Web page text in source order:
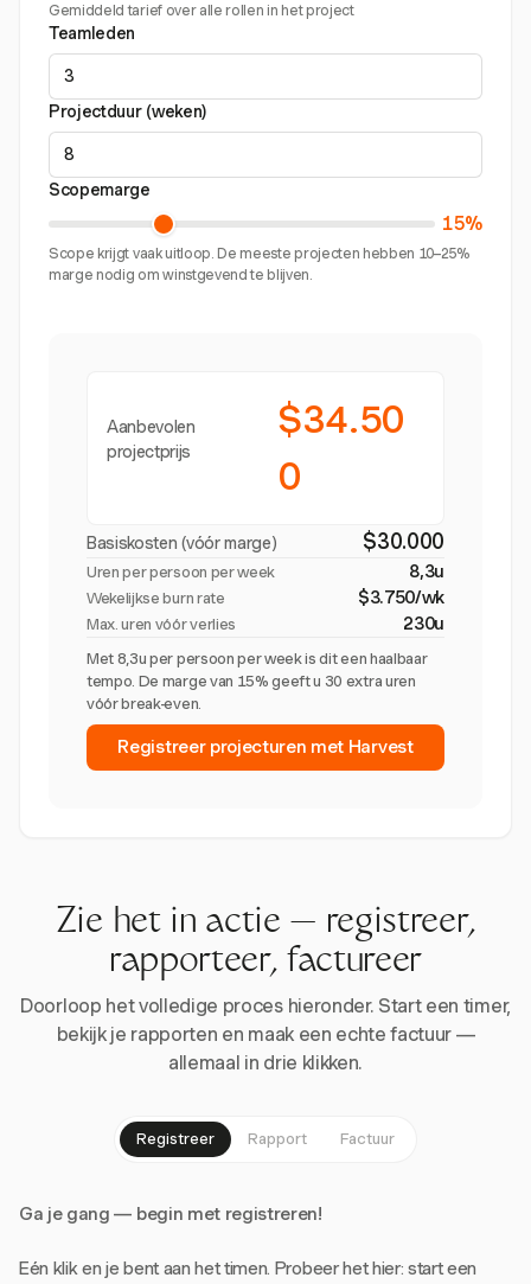
Gemiddeld tarief over alle rollen in het project
Teamleden
Projectduur (weken)
Scopemarge
15%
Scope krijgt vaak uitloop. De meeste projecten hebben 10–25%
marge nodig om winstgevend te blijven.
Aanbevolen
projectprijs
$34.50
0
Basiskosten (vóór marge) $30.000
Uren per persoon per week 8,3u
Wekelijkse burn rate $3.750/wk
Max. uren vóór verlies 230u
Met 8,3u per persoon per week is dit een haalbaar
tempo. De marge van 15% geeft u 30 extra uren
vóór break-even.
Registreer projecturen met Harvest
Zie het in actie — registreer,
rapporteer, factureer
Doorloop het volledige proces hieronder. Start een timer,
bekijk je rapporten en maak een echte factuur —
allemaal in drie klikken.
Registreer Rapport Factuur
Ga je gang — begin met registreren!
Eén klik en je bent aan het timen. Probeer het hier: start een